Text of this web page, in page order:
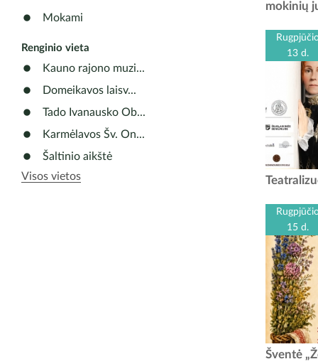
Mokami
Renginio vieta
Kauno rajono muzi...
Domeikavos laisv...
Tado Ivanausko Ob...
Karmėlavos Šv. On...
Šaltinio aikštė
Visos vietos
kviečia į
mokinių
13 d.
2026 m.
15 d.
Žolinės
Šventė